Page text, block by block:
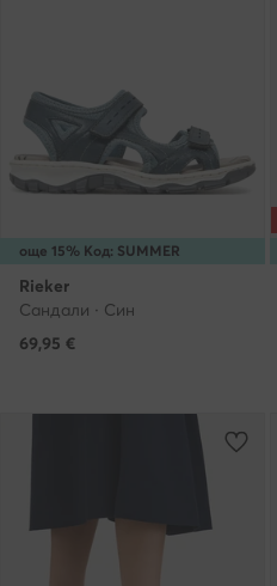
още 15% Код: SUMMER
Rieker
Сандали · Син
69,95 €